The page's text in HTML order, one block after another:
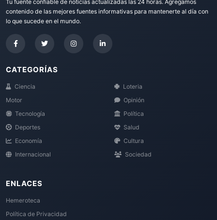
Tu fuente confiable de noticias actualizadas las 24 horas. Agregamos
contenido de las mejores fuentes informativas para mantenerte al día con
lo que sucede en el mundo.
CATEGORÍAS
Ciencia
Motor
Tecnología
Deportes
Economía
Internacional
Loteria
Opinión
Política
Salud
Cultura
Sociedad
ENLACES
Hemeroteca
Política de Privacidad